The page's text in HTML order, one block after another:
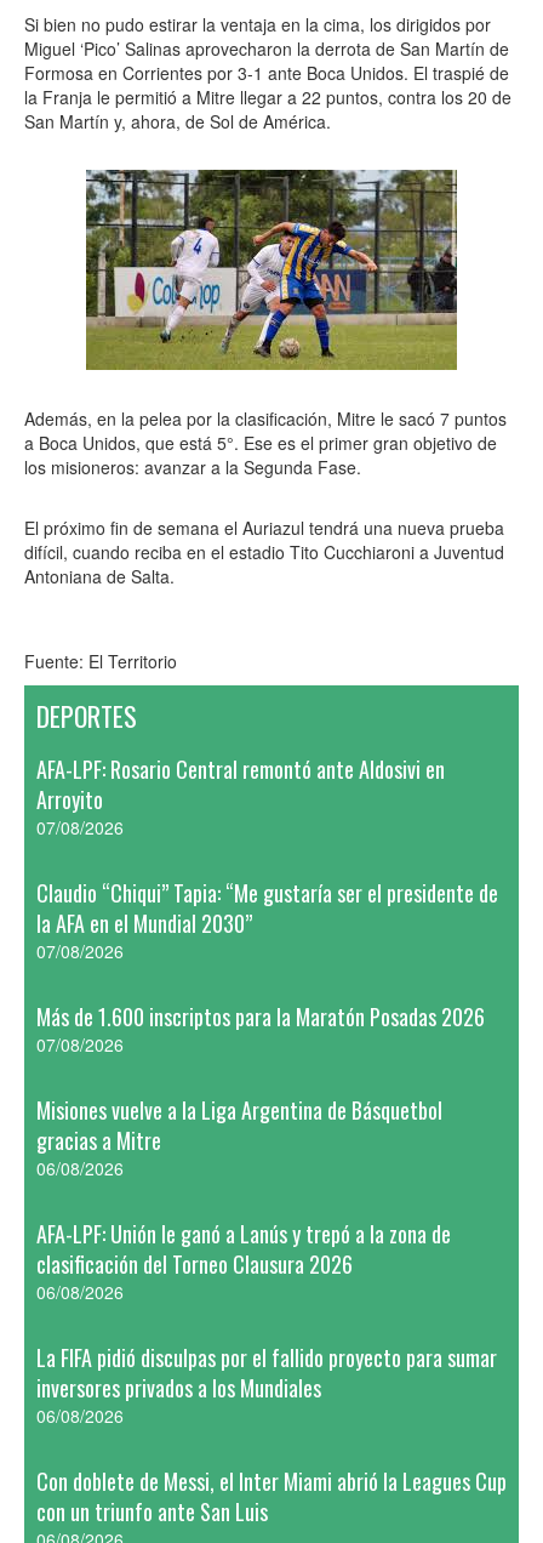
Si bien no pudo estirar la ventaja en la cima, los dirigidos por
Miguel ‘Pico’ Salinas aprovecharon la derrota de San Martín de
Formosa en Corrientes por 3-1 ante Boca Unidos. El traspié de
la Franja le permitió a Mitre llegar a 22 puntos, contra los 20 de
San Martín y, ahora, de Sol de América.
Además, en la pelea por la clasificación, Mitre le sacó 7 puntos
a Boca Unidos, que está 5°. Ese es el primer gran objetivo de
los misioneros: avanzar a la Segunda Fase.
El próximo fin de semana el Auriazul tendrá una nueva prueba
difícil, cuando reciba en el estadio Tito Cucchiaroni a Juventud
Antoniana de Salta.
Fuente: El Territorio
DEPORTES
AFA-LPF: Rosario Central remontó ante Aldosivi en
Arroyito
07/08/2026
Claudio “Chiqui” Tapia: “Me gustaría ser el presidente de
la AFA en el Mundial 2030”
07/08/2026
Más de 1.600 inscriptos para la Maratón Posadas 2026
07/08/2026
Misiones vuelve a la Liga Argentina de Básquetbol
gracias a Mitre
06/08/2026
AFA-LPF: Unión le ganó a Lanús y trepó a la zona de
clasificación del Torneo Clausura 2026
06/08/2026
La FIFA pidió disculpas por el fallido proyecto para sumar
inversores privados a los Mundiales
06/08/2026
Con doblete de Messi, el Inter Miami abrió la Leagues Cup
con un triunfo ante San Luis